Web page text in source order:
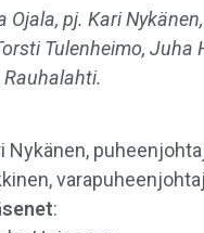
pj. Kari
Tulenheimo, Juha
Nykänen,
: